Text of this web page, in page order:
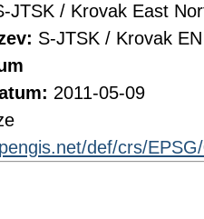
JTSK / Krovak East
S-JTSK / Krovak EN
2011-05-09
def/crs/